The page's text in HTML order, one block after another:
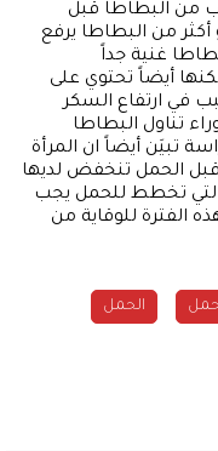
من البطاطا قبل
من البطاطا يرفع
البطاطا غنية جداً
أيضاً تحتوي على
في ارتفاع السكر
تناول البطاطا
تبيَن أيضاً ان المرأة
قبل الحمل تنخفض لديها
التي تخطط للحمل يجب
الفترة للوقاية من
الحمل